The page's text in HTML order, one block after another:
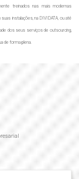
treinados nas mais modernas
instalações, na DIVIDATA, ou até
dos seus serviços de outsourcing,
de forma plena.